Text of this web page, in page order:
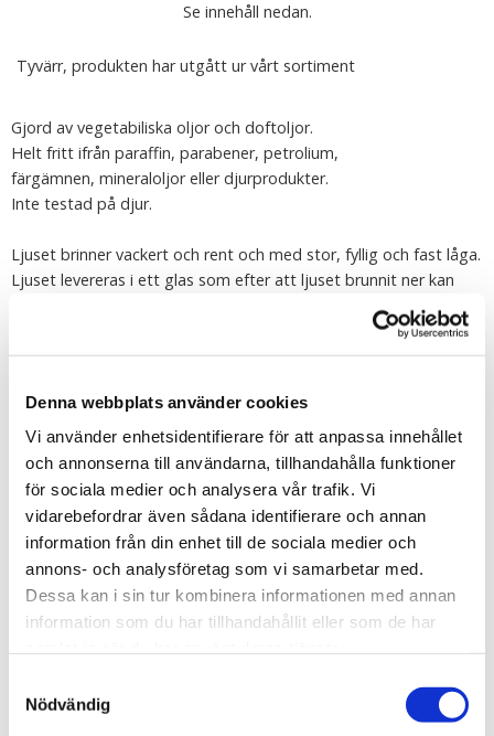
Denna webbplats använder cookies
Vi använder enhetsidentifierare för att anpassa innehållet
och annonserna till användarna, tillhandahålla funktioner
för sociala medier och analysera vår trafik. Vi
vidarebefordrar även sådana identifierare och annan
information från din enhet till de sociala medier och
annons- och analysföretag som vi samarbetar med.
Dessa kan i sin tur kombinera informationen med annan
information som du har tillhandahållit eller som de har
Nödvändig
Se innehåll nedan.
Tyvärr, produkten har utgått ur vårt sortiment
Gjord av vegetabiliska oljor och doftoljor.
Helt fritt ifrån paraffin, parabener, petrolium,
färgämnen, mineraloljor eller djurprodukter.
Inte testad på djur.
Ljuset brinner vackert och rent och med stor, fyllig och fast låga.
Ljuset levereras i ett glas som efter att ljuset brunnit ner kan
Upptäck mer
Doftspray och Doftljus
Hem
Hälsa
Klinta och Co
Budskapsljus
Julklappar till Fröken
Till Fröken/Lärare/Pedagog